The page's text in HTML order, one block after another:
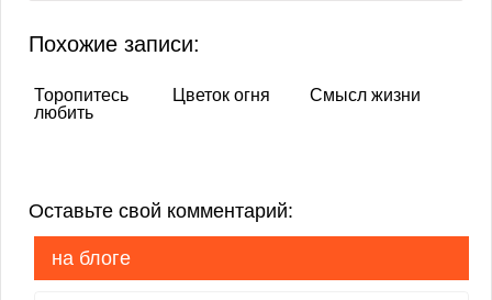
Похожие записи:
Торопитесь
любить
Цветок огня Смысл жизни
Оставьте свой комментарий:
на блоге